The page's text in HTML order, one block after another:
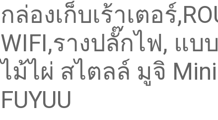
กล่องเก็บเร้าเตอร์
WIFI,รางปลั๊กไฟ, แบ
ไม้ไผ่ สไตลล์ มูจิ
FUYUU